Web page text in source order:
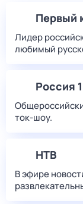
Первый
Лидер
любимый
Россия 1
ток-шоу.
НТВ
В эфире